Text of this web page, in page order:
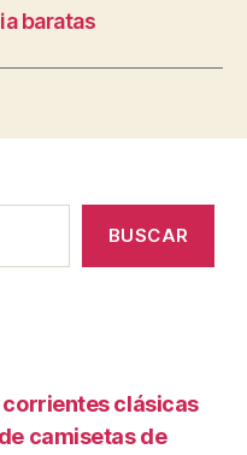
baratas
BUSCAR
corrientes clásicas
camisetas de